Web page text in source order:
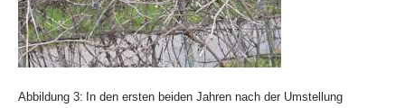
Abbildung 3: In den ersten beiden Jahren nach der Umstellung